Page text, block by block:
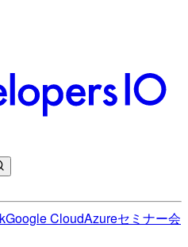
Google CloudAzureセミナー会